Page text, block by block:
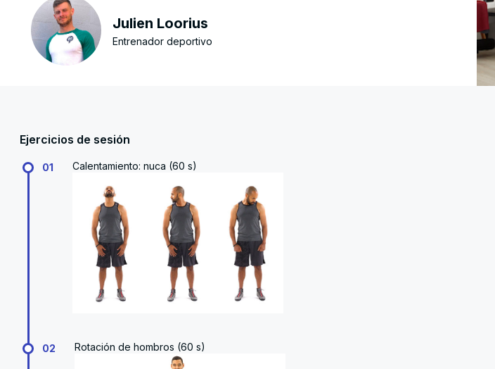
Julien Loorius
Entrenador deportivo
Ejercicios de sesión
01 Calentamiento: nuca (60 s)
02 Rotación de hombros (60 s)